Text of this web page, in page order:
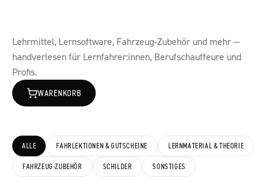
DEINENWEG.
Lehrmittel, Lernsoftware, Fahrzeug-Zubehör und mehr —
handverlesen für Lernfahrer:innen, Berufschauffeure und
Profis.
WARENKORB
ALLE FAHRLEKTIONEN & GUTSCHEINE LERNMATERIAL & THEORIE
FAHRZEUG-ZUBEHÖR SCHILDER SONSTIGES